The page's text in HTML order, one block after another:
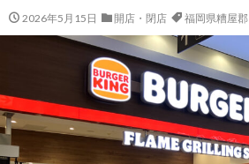
2026年5月15日 開店・閉店 福岡県糟屋郡